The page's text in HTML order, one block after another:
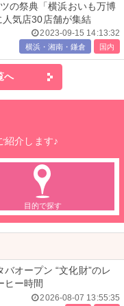
の祭典「横浜おいも万博
気店30店舗が集結
2023-09-15 14:13:32
横浜・湘南・鎌倉 国内
へ
紹介します♪
目的で探す
オープン “文化財”のレ
ヒー時間
2026-08-07 13:55:35